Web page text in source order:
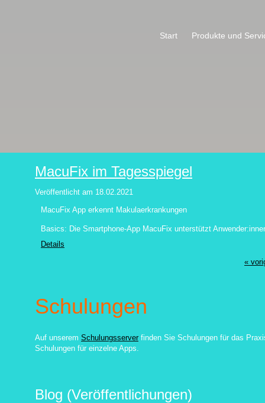
Start Produkte und
MacuFix im Tagesspiegel
Veröffentlicht am 18.02.2021
MacuFix App erkennt Makulaerkrankungen
Basics: Die Smartphone-App MacuFix unterstützt
Details
«
Schulungen
Auf unserem Schulungsserver finden Sie Schulungen für das
Schulungen für einzelne Apps.
Blog (Veröffentlichungen)